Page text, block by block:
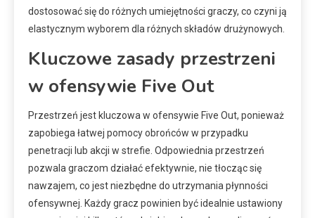
dostosować się do różnych umiejętności graczy, co czyni ją
elastycznym wyborem dla różnych składów drużynowych.
Kluczowe zasady przestrzeni
w ofensywie Five Out
Przestrzeń jest kluczowa w ofensywie Five Out, ponieważ
zapobiega łatwej pomocy obrońców w przypadku
penetracji lub akcji w strefie. Odpowiednia przestrzeń
pozwala graczom działać efektywnie, nie tłocząc się
nawzajem, co jest niezbędne do utrzymania płynności
ofensywnej. Każdy gracz powinien być idealnie ustawiony